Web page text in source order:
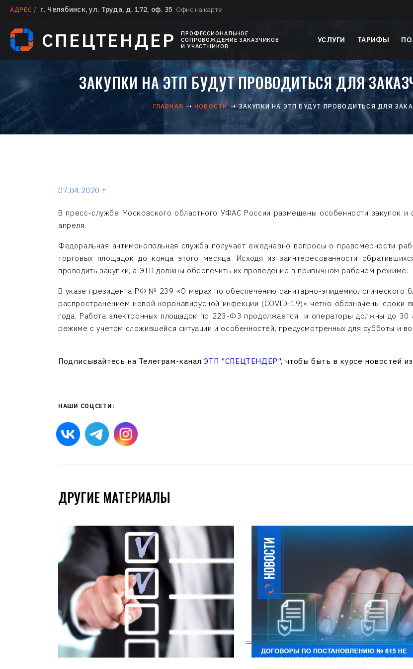
АДРЕС / г. Челябинск, ул. Труда, д. 172, оф. 35 Офис на карте
СПЕЦТЕНДЕР
ПРОФЕССИОНАЛЬНОЕ
СОПРОВОЖДЕНИЕ ЗАКАЗЧИКОВ
И УЧАСТНИКОВ
УСЛУГИ ТАРИФЫ
ЗАКУПКИ НА ЭТП БУДУТ ПРОВОДИТЬСЯ ДЛЯ
ГЛАВНАЯ НОВОСТИ ЗАКУПКИ НА ЭТП БУДУТ ПРОВОДИТЬСЯ ДЛЯ
07.04.2020 г.
В пресс-службе Московского областного УФАС России размещены особенности закупок и
апреля.
Федеральная антимонопольная служба получает ежедневно вопросы о правомерности
торговых площадок до конца этого месяца. Исходя из заинтересованности
проводить закупки, а ЭТП должны обеспечить их проведение в привычном рабочем режиме.
В указе президента РФ № 239 «О мерах по обеспечению санитарно-эпидемиологического
распространением новой коронавирусной инфекции (COVID-19)» четко обозначены сроки
года. Работа электронных площадок по 223-ФЗ продолжается и операторы должны до 30
режиме с учетом сложившейся ситуации и особенностей, предусмотренных для субботы и
Подписывайтесь на Телеграм-канал ЭТП "СПЕЦТЕНДЕР", чтобы быть в курсе новостей
НАШИ СОЦСЕТИ:
ДРУГИЕ МАТЕРИАЛЫ